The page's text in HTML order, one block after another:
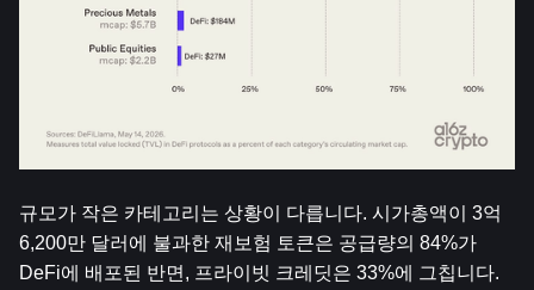
규모가 작은 카테고리는 상황이 다릅니다. 시가총액이 3억
6,200만 달러에 불과한 재보험 토큰은 공급량의 84%가
DeFi에 배포된 반면, 프라이빗 크레딧은 33%에 그칩니다.